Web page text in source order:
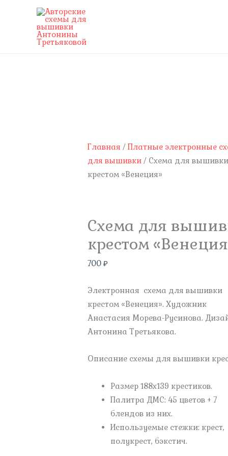
содержимому
Главная /Платные электронные
для вышивки / Схема для вышивки
крестом «Венеция»
Схема для
крестом
700₽
Электронная схема для вышивки
крестом «Венеция». Художник
Анастасия Морева-Русинова.
Антонина Третьякова.
Описание схемы для вышивки
Размер 188х139 крестиков.
Палитра ДМС: 45 цветов + 7
блендов из них.
Используемые стежки: крест,
полукрест, бэкстич.
вышивки
крестом
"Венеция"